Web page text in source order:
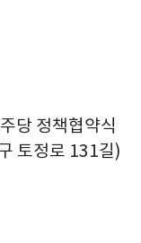
당 정책협약식
토정로 131길)